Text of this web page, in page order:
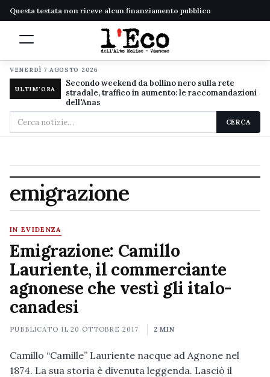
Questa testata non riceve alcun finanziamento pubblico
VENERDÌ 7 AGOSTO 2026
ULTIM'ORA
Secondo weekend da bollino nero sulla rete
stradale, traffico in aumento: le raccomandazioni
dell'Anas
Cerca
nel
CERCA
emigrazione
IN EVIDENZA
Emigrazione: Camillo
Lauriente, il commerciante
agnonese che vestì gli italo-
canadesi
PUBBLICATO IL20 OTTOBRE 2017 2 MIN
Camillo “Camille” Lauriente nacque ad Agnone nel
1874. La sua storia è divenuta leggenda. Lasciò il